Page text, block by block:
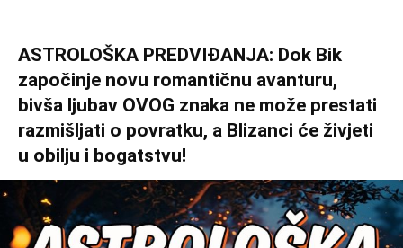
ASTROLOŠKA PREDVIĐANJA: Dok Bik
započinje novu romantičnu avanturu,
bivša ljubav OVOG znaka ne može prestati
razmišljati o povratku, a Blizanci će živjeti
u obilju i bogatstvu!